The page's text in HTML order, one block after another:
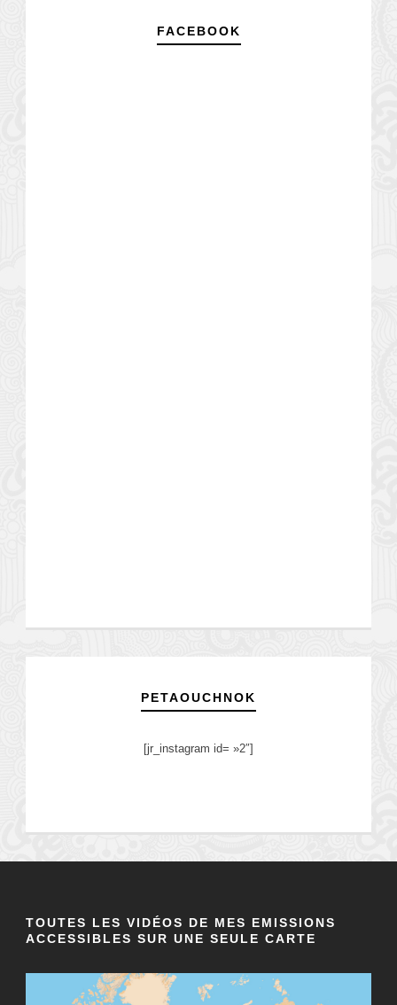
FACEBOOK
PETAOUCHNOK
[jr_instagram id= »2″]
TOUTES LES VIDÉOS DE MES EMISSIONS
ACCESSIBLES SUR UNE SEULE CARTE